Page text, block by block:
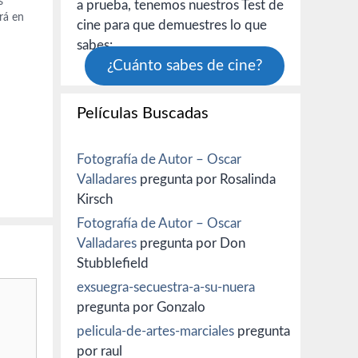
en
la
a prueba, tenemos nuestros Test de
cine para que demuestres lo que
sabes:
¿Cuánto sabes de cine?
Películas Buscadas
Fotografía de Autor – Oscar
Valladares pregunta por Rosalinda
Kirsch
Fotografía de Autor – Oscar
Valladares pregunta por Don
Stubblefield
exsuegra-secuestra-a-su-nuera
pregunta por Gonzalo
pelicula-de-artes-marciales pregunta
por raul